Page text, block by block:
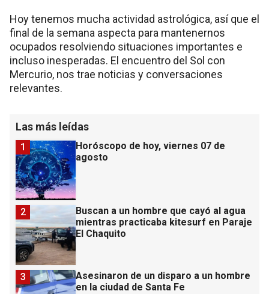
Hoy tenemos mucha actividad astrológica, así que el
final de la semana aspecta para mantenernos
ocupados resolviendo situaciones importantes e
incluso inesperadas. El encuentro del Sol con
Mercurio, nos trae noticias y conversaciones
relevantes.
Las más leídas
Horóscopo de hoy, viernes 07 de
agosto
1
Buscan a un hombre que cayó al agua
mientras practicaba kitesurf en Paraje
El Chaquito
2
Asesinaron de un disparo a un hombre
en la ciudad de Santa Fe
3